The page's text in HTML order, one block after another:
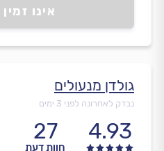
אינו
גולדן מנעולים
נבדק לאחרונה לפני 3 ימים
4.93
27
חוות דעת